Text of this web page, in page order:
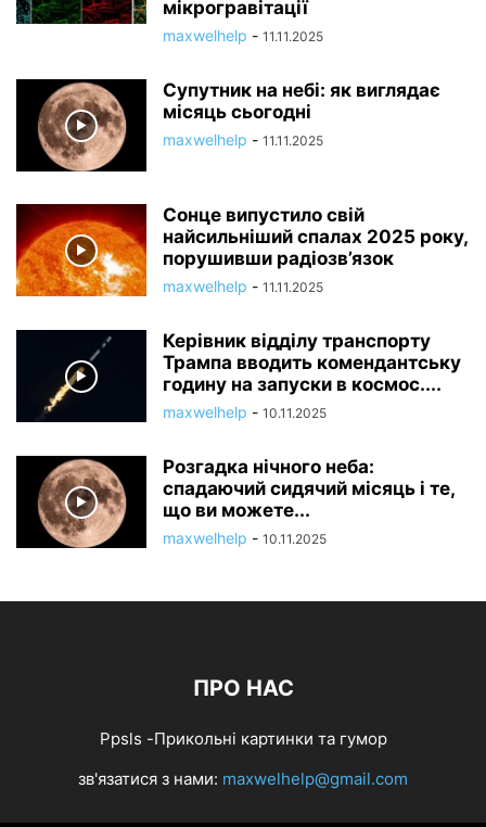
мікрогравітації
maxwelhelp - 11.11.2025
Супутник на небі: як виглядає
місяць сьогодні
maxwelhelp - 11.11.2025
Сонце випустило свій
найсильніший спалах 2025 року,
порушивши радіозв’язок
maxwelhelp - 11.11.2025
Керівник відділу транспорту
Трампа вводить комендантську
годину на запуски в космос....
maxwelhelp - 10.11.2025
Розгадка нічного неба:
спадаючий сидячий місяць і те,
що ви можете...
maxwelhelp - 10.11.2025
ПРО НАС
Ppsls -Прикольні картинки та гумор
зв'язатися з нами: maxwelhelp@gmail.com